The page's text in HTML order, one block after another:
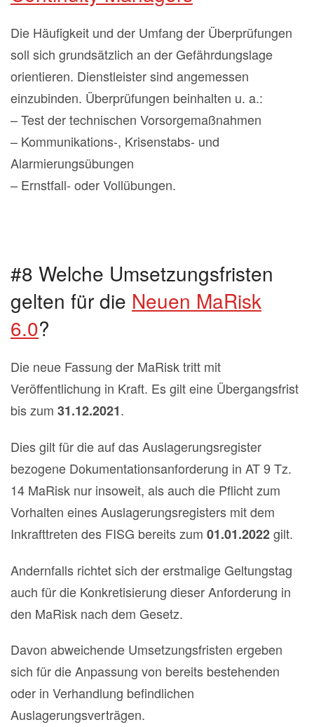
Die Häufigkeit und der Umfang der Überprüfungen
soll sich grundsätzlich an der Gefährdungslage
orientieren. Dienstleister sind angemessen
einzubinden. Überprüfungen beinhalten u. a.:
– Test der technischen Vorsorgemaßnahmen
– Kommunikations-, Krisenstabs- und
Alarmierungsübungen
– Ernstfall- oder Vollübungen.
#8 Welche Umsetzungsfristen
gelten für die Neuen MaRisk
6.0?
Die neue Fassung der MaRisk tritt mit
Veröffentlichung in Kraft. Es gilt eine Übergangsfrist
bis zum 31.12.2021.
Dies gilt für die auf das Auslagerungsregister
bezogene Dokumentationsanforderung in AT 9 Tz.
14 MaRisk nur insoweit, als auch die Pflicht zum
Vorhalten eines Auslagerungsregisters mit dem
Inkrafttreten des FISG bereits zum 01.01.2022gilt.
Andernfalls richtet sich der erstmalige Geltungstag
auch für die Konkretisierung dieser Anforderung in
den MaRisk nach dem Gesetz.
Davon abweichende Umsetzungsfristen ergeben
sich für die Anpassung von bereits bestehenden
oder in Verhandlung befindlichen
Auslagerungsverträgen.